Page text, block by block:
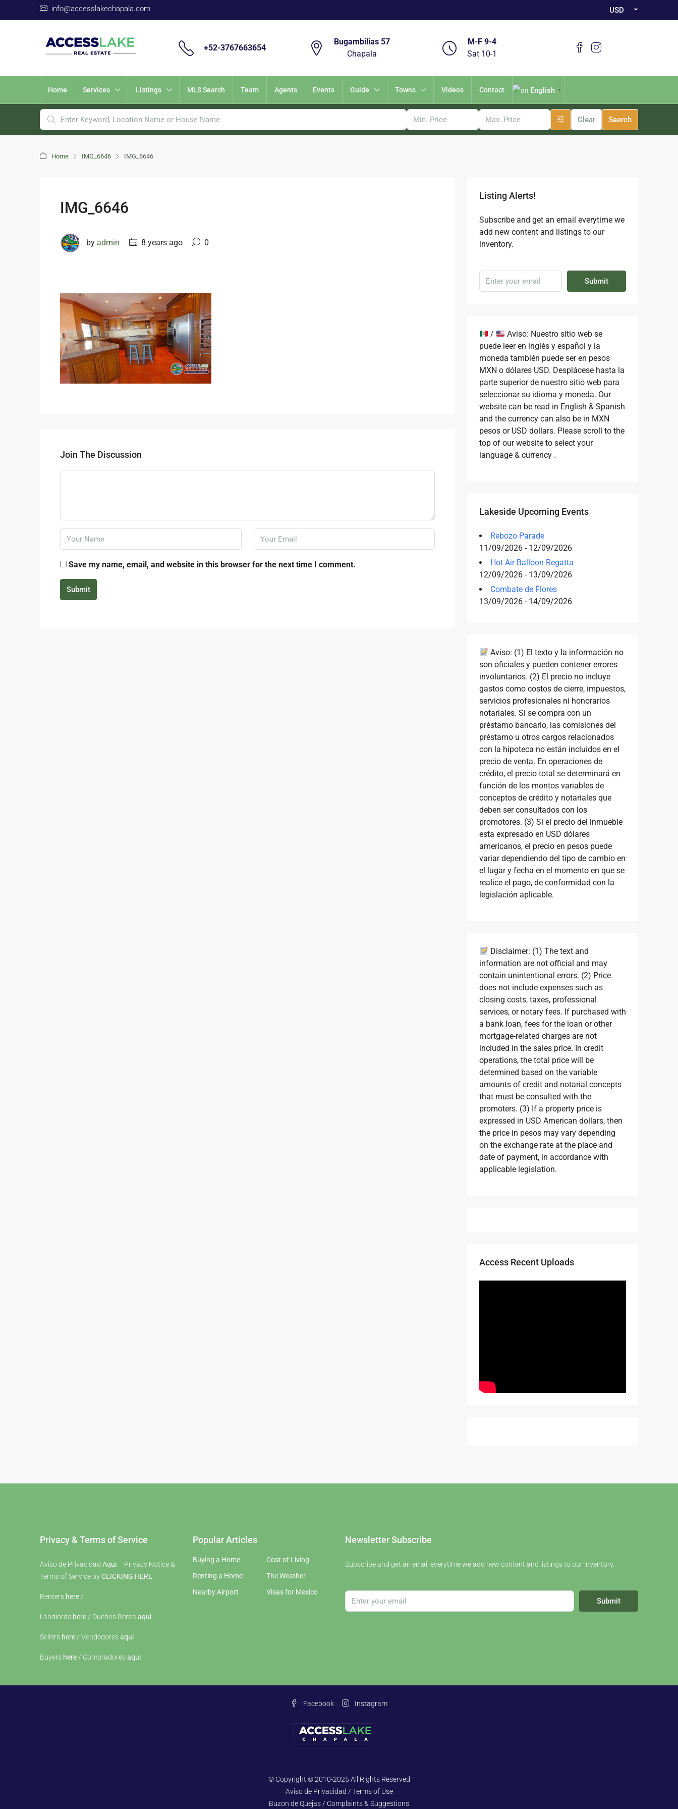
info@accesslakechapala.com USD
+52-3767663654
Bugambilias 57
Chapala
M-F 9-4
Sat 10-1
Home Services Listings MLS Search Team Agents Events Guide Towns Videos Contact English ▼
Clear Search
Home IMG_6646 IMG_6646
IMG_6646
by admin 8 years ago 0
Join The Discussion
Save my name, email, and website in this browser for the next time I comment.
Submit
Listing Alerts!
Subscribe and get an email everytime we
add new content and listings to our
inventory.
Submit
/
Aviso: Nuestro sitio web se
puede leer en inglés y español y la
moneda también puede ser en pesos
MXN o dólares USD. Desplácese hasta la
parte superior de nuestro sitio web para
seleccionar su idioma y moneda. Our
website can be read in English & Spanish
and the currency can also be in MXN
pesos or USD dollars. Please scroll to the
top of our website to select your
language & currency .
Lakeside Upcoming Events
Rebozo Parade
11/09/2026 - 12/09/2026
Hot Air Balloon Regatta
12/09/2026 - 13/09/2026
Combate de Flores
13/09/2026 - 14/09/2026
Aviso: (1) El texto y la información no
son oficiales y pueden contener errores
involuntarios. (2) El precio no incluye
gastos como costos de cierre, impuestos,
servicios profesionales ni honorarios
notariales. Si se compra con un
préstamo bancario, las comisiones del
préstamo u otros cargos relacionados
con la hipoteca no están incluidos en el
precio de venta. En operaciones de
crédito, el precio total se determinará en
función de los montos variables de
conceptos de crédito y notariales que
deben ser consultados con los
promotores. (3) Si el precio del inmueble
esta expresado en USD dólares
americanos, el precio en pesos puede
variar dependiendo del tipo de cambio en
el lugar y fecha en el momento en que se
realice el pago, de conformidad con la
legislación aplicable.
Disclaimer: (1) The text and
information are not official and may
contain unintentional errors. (2) Price
does not include expenses such as
closing costs, taxes, professional
services, or notary fees. If purchased with
a bank loan, fees for the loan or other
mortgage-related charges are not
included in the sales price. In credit
operations, the total price will be
determined based on the variable
amounts of credit and notarial concepts
that must be consulted with the
promoters. (3) If a property price is
expressed in USD American dollars, then
the price in pesos may vary depending
on the exchange rate at the place and
date of payment, in accordance with
applicable legislation.
Access Recent Uploads
Privacy & Terms of Service
Aviso de Privacidad Aqui – Privacy Notice &
Terms of Service by CLICKING HERE
Renters here /
Landlords here / Dueños Renta aqui
Sellers here / Vendedoresaqui
Buyers here / Compradoresaqui
Popular Articles
Buying a Home
Renting a Home
Nearby Airport
Cost of Living
The Weather
Visas for Mexico
Newsletter Subscribe
Subscribe and get an email everytime we add new content and listings to our inventory.
Submit
Facebook Instagram
© Copyright © 2010-2025 All Rights Reserved
Aviso de Privacidad / Terms of Use
Buzon de Quejas / Complaints & Suggestions